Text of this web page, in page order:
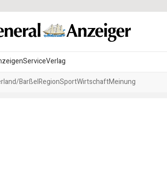
ServiceVerlag
BarßelRegionSportWirtschaftMeinung